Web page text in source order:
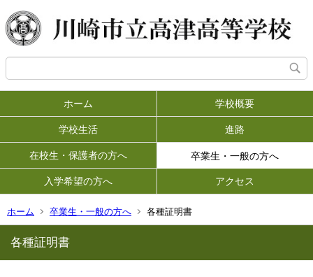
ホーム 学校概要
学校生活 進路
在校生・保護者の方へ 卒業生・一般の方へ
入学希望の方へ アクセス
ホーム 卒業生・一般の方へ 各種証明書
各種証明書